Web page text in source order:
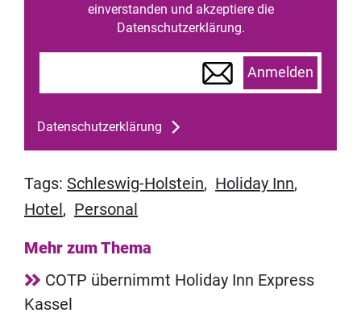
einverstanden und akzeptiere die
Datenschutzerklärung.
Anmelden
Datenschutzerklärung
Tags: Schleswig-Holstein, Holiday Inn,
Hotel, Personal
Mehr zum Thema
COTP übernimmt Holiday Inn Express
Kassel